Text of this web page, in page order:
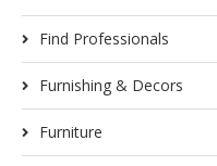
Find Professionals
Furnishing & Decors
Furniture